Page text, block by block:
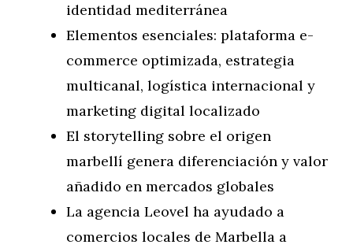
identidad mediterránea
Elementos esenciales: plataforma e-
commerce optimizada, estrategia
multicanal, logística internacional y
marketing digital localizado
El storytelling sobre el origen
marbellí genera diferenciación y valor
añadido en mercados globales
La agencia Leovel ha ayudado a
comercios locales de Marbella a